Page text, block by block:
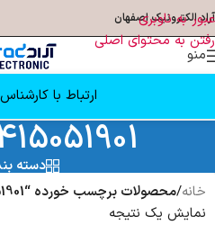
عبور به ناوبری
رفتن به محتوای اصلی
آراد الکترونیک اصفهان
منو
ارتباط با
دسته
خانه/محصولات برچسب خورده “E22203415051901”
نمایش یک نتیجه